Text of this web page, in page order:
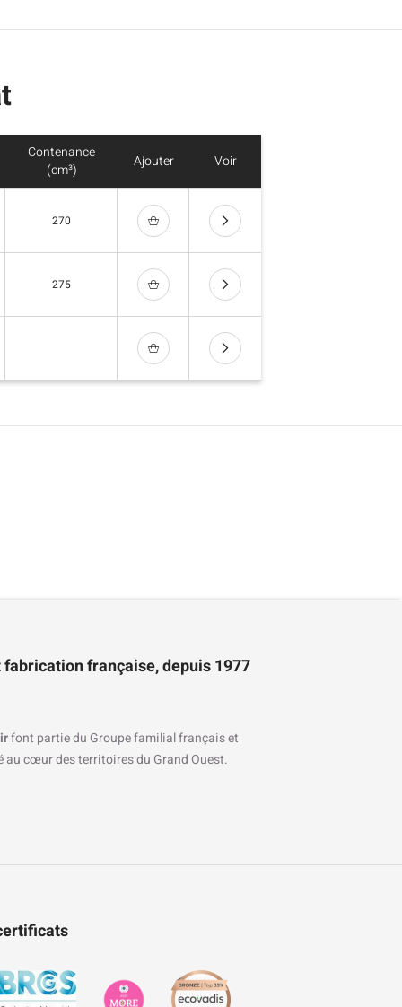
Contenance
(cm³)
Ajouter Voir
270
275
française, depuis 1977
font partie du Groupe familial français et
au cœur des territoires du Grand Ouest.